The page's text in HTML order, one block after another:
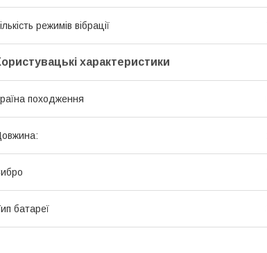
режимів вібрації
характеристики
походження
батареї